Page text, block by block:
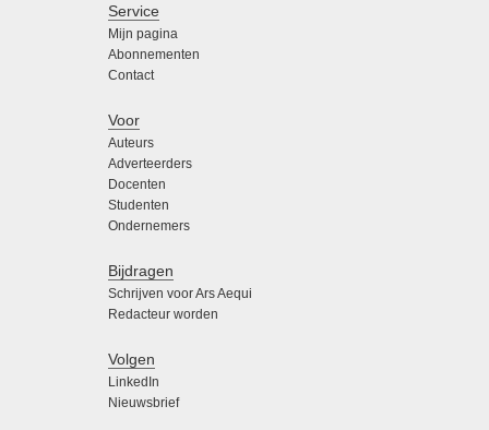
Service
Mijn pagina
Abonnementen
Contact
Voor
Auteurs
Adverteerders
Docenten
Studenten
Ondernemers
Bijdragen
Schrijven voor Ars Aequi
Redacteur worden
Volgen
LinkedIn
Nieuwsbrief